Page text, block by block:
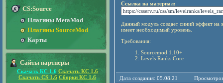
Ссылка на материал:
Данный модуль создает синий эффект на
имеет необходимый уровень.
Требования:
Sourcemod 1.10+
Levels Ranks Core
Дата создания: 05.08.21
CS:Source
Плагины MetaMod
Плагины SourceMod
Карты
Сайты партнеры
Скачать КС 1.6 Скачать КС 1.6
Скачать CS 1.6 Сборки КС 1.6